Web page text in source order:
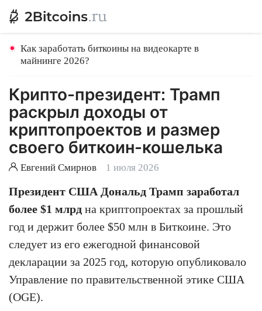
Как заработать биткоины на видеокарте в
майнинге 2026?
Крипто-президент: Трамп
раскрыл доходы от
криптопроектов и размер
своего биткоин-кошелька
Евгений Смирнов 1 июля 2026
Президент США Дональд Трамп заработал
более $1 млрд на криптопроектах за прошлый
год и держит более $50 млн в Биткоине. Это
следует из его ежегодной финансовой
декларации за 2025 год, которую опубликовало
Управление по правительственной этике США
(OGE).